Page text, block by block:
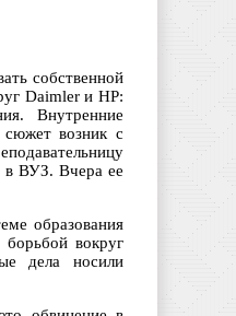
собственной
Daimler и HP:
Внутренние
возник с
в ВУЗ. Вчера ее
образования
вокруг
дела носили